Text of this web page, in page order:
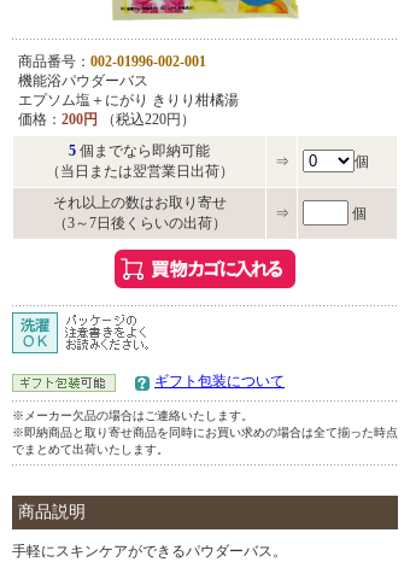
商品番号： 002-01996-002-001
機能浴パウダーバス
エプソム塩＋にがり きりり柑橘湯
価格： 200円
（税込220円）
5 個までなら即納可能
（当日または翌営業日出荷）
⇒ 個
それ以上の数はお取り寄せ
（3～7日後くらいの出荷）
⇒ 個
ギフト包装について
※メーカー欠品の場合はご連絡いたします。
※即納商品と取り寄せ商品を同時にお買い求めの場合は全て揃った時点
でまとめて出荷いたします。
商品説明
手軽にスキンケアができるパウダーバス。